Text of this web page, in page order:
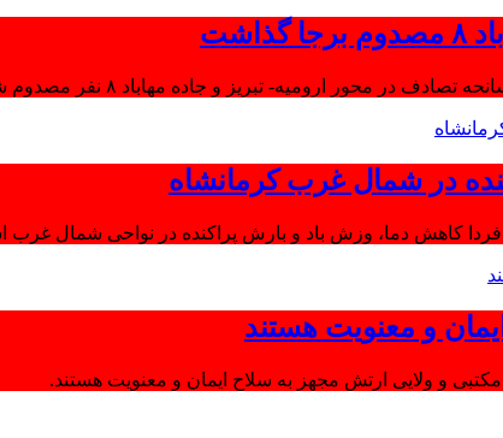
محور ارومیه- تبریز و جاده مهاباد ۸ نفر مصدوم شدند.
در شمال غرب کرمانشاه
کاهش دما، وزش باد و بارش پراکنده در نواحی شمال
و معنویت هستند